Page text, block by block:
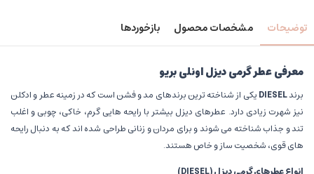
توضیحات مشخصات محصول بازخوردها
معرفی عطر گرمی دیزل اونلی بریو
برندDIESELیکی از شناخته ترین برندهای مد و فشن است که در زمینه عطر و ادکلن
نیز شهرت زیادی دارد. عطرهای دیزل بیشتر با رایحه هایی گرم، خاکی، چوبی و اغلب
تند و جذاب شناخته می شوند و برای مردان و زنانی طراحی شده اند که به دنبال رایحه
های قوی، شخصیت ساز و خاص هستند.